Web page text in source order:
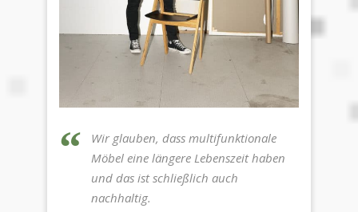
Wir glauben, dass multifunktionale
Möbel eine längere Lebenszeit haben
und das ist schließlich auch
nachhaltig.